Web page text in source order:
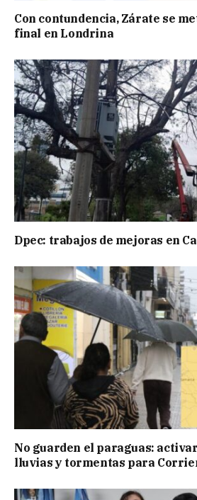
Con contundencia, Zárate se
final en Londrina
Dpec: trabajos de mejoras en
No guarden el paraguas:
lluvias y tormentas para